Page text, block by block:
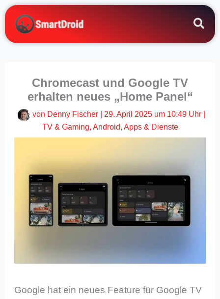
Zum
Inhalt
springen
Chromecast und Google TV
erhalten neues „Home Panel“
von Denny Fischer 29. April 2025 um 10:49 Uhr|
TV & Gaming, Android, Apps & Dienste
Google hat ein neues Feature für Google TV